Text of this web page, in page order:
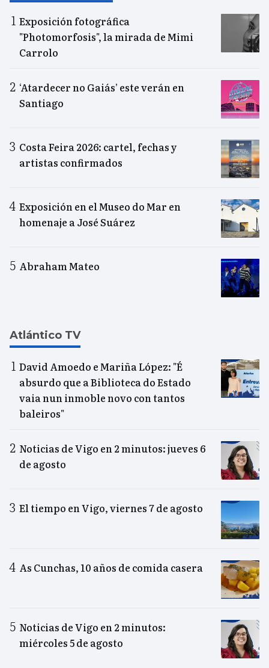
Exposición fotográfica
"Photomorfosis", la mirada de Mimi
Carrolo
‘Atardecer no Gaiás’ este verán en
Santiago
Costa Feira 2026: cartel, fechas y
artistas confirmados
Exposición en el Museo do Mar en
homenaje a José Suárez
Abraham Mateo
Atlántico TV
David Amoedo e Mariña López: "É
absurdo que a Biblioteca do Estado
vaia nun inmoble novo con tantos
baleiros"
Noticias de Vigo en 2 minutos: jueves 6
de agosto
El tiempo en Vigo, viernes 7 de agosto
As Cunchas, 10 años de comida casera
Noticias de Vigo en 2 minutos:
miércoles 5 de agosto